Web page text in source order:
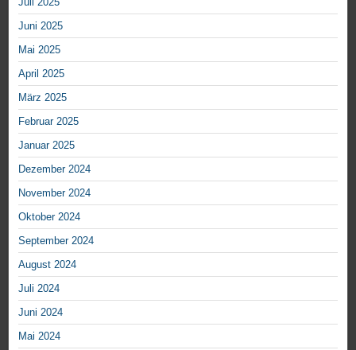
Juni 2025
Mai 2025
April 2025
März 2025
Februar 2025
Januar 2025
Dezember 2024
November 2024
Oktober 2024
September 2024
August 2024
Juli 2024
Juni 2024
Mai 2024